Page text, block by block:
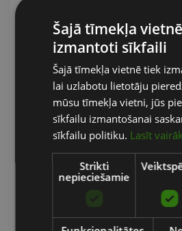
SKLZ QUICKSTER FUTBOLA
AKSESUĀRS
SKLZ
159.90€
Šajā tīmekļa
izmantoti sīkfaili
Šajā tīmekļa vietnē tiek
lai uzlabotu lietotāju
mūsu tīmekļa vietni, jūs
sīkfailu izmantošanai
sīkfailu politiku. Lasīt
Strikti
nepieciešamie